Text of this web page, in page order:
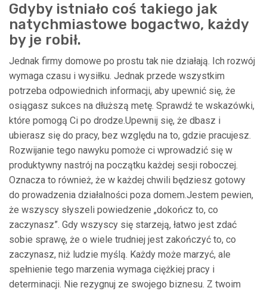
Gdyby istniało coś takiego jak
natychmiastowe bogactwo, każdy
by je robił.
Jednak firmy domowe po prostu tak nie działają. Ich rozwój
wymaga czasu i wysiłku. Jednak przede wszystkim
potrzeba odpowiednich informacji, aby upewnić się, że
osiągasz sukces na dłuższą metę. Sprawdź te wskazówki,
które pomogą Ci po drodze.Upewnij się, że dbasz i
ubierasz się do pracy, bez względu na to, gdzie pracujesz.
Rozwijanie tego nawyku pomoże ci wprowadzić się w
produktywny nastrój na początku każdej sesji roboczej.
Oznacza to również, że w każdej chwili będziesz gotowy
do prowadzenia działalności poza domem.Jestem pewien,
że wszyscy słyszeli powiedzenie „dokończ to, co
zaczynasz”. Gdy wszyscy się starzeją, łatwo jest zdać
sobie sprawę, że o wiele trudniej jest zakończyć to, co
zaczynasz, niż ludzie myślą. Każdy może marzyć, ale
spełnienie tego marzenia wymaga ciężkiej pracy i
determinacji. Nie rezygnuj ze swojego biznesu. Z twoim